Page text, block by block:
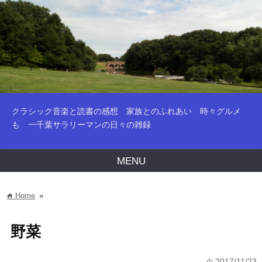
クラシック音楽と読書の感想 家族とのふれあい 時々グルメ
も 一千葉サラリーマンの日々の雑録
MENU
home Home »
野菜